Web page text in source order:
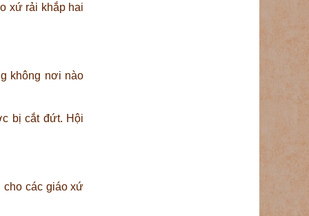
xứ rải khắp hai
không nơi nào
bị cắt đứt. Hội
cho các giáo xứ